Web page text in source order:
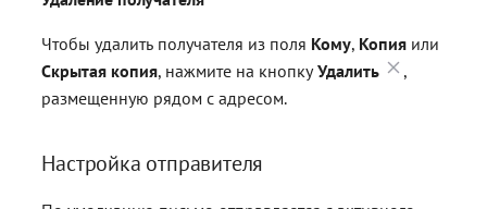
Чтобы удалить получателя из поля Кому, Копия или
Скрытая копия, нажмите на кнопкуУдалить
,
размещенную рядом с адресом.
Настройка отправителя